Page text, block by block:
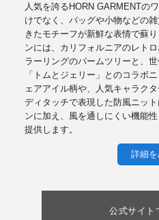
人気を誇るHORN GARMENTの
けでなく、バッグや小物などの
きたモチーフが新鮮な表情で蘇
ンには、カリフォルニアのレト
ラーリングのパームツリーと、
「トムとジェリー」とのコラボ
ェアアイル柄や、人気キャラク
ディタッチで表現した防風ニッ
ンに加え、風を通しにくい機能
提供します。
詳細
公式サイト